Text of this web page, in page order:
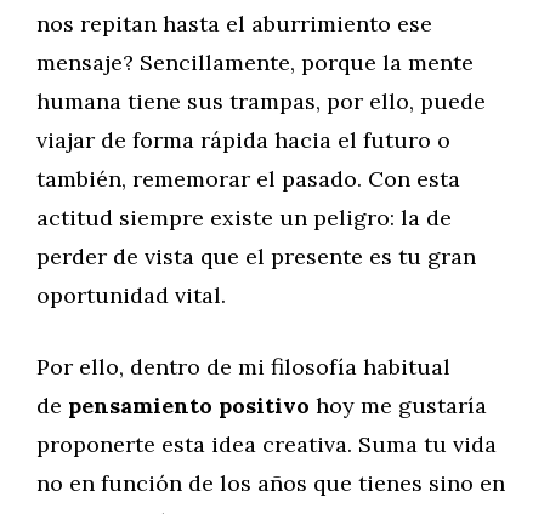
nos repitan hasta el aburrimiento ese
mensaje? Sencillamente, porque la mente
humana tiene sus trampas, por ello, puede
viajar de forma rápida hacia el futuro o
también, rememorar el pasado. Con esta
actitud siempre existe un peligro: la de
perder de vista que el presente es tu gran
oportunidad vital.
Por ello, dentro de mi filosofía habitual
de pensamiento positivo hoy me gustaría
proponerte esta idea creativa. Suma tu vida
no en función de los años que tienes sino en